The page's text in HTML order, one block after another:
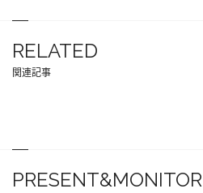
RELATED
関連記事
PRESENT&MONITOR